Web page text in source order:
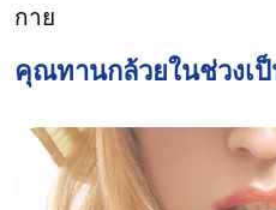
กาย
คุณทานกล้วยในช่วงเ